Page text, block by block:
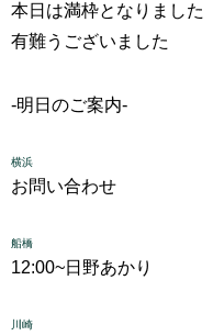
本日は満枠となりました
有難うございました
-明日のご案内-
横浜
お問い合わせ
船橋
12:00~日野あかり
川崎